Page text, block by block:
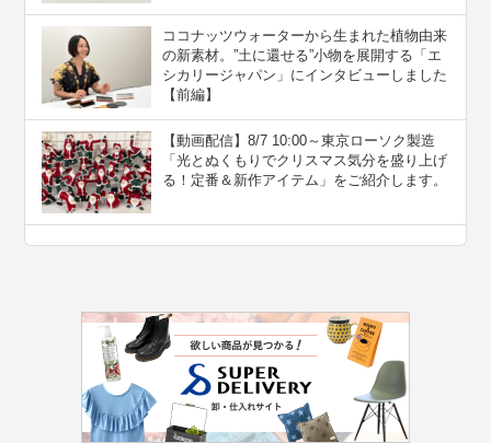
ココナッツウォーターから生まれた植物由来
の新素材。”⼟に還せる”小物を展開する「エ
シカリージャパン」にインタビューしました
【前編】
【動画配信】8/7 10:00～東京ローソク製造
「光とぬくもりでクリスマス気分を盛り上げ
る！定番＆新作アイテム」をご紹介します。